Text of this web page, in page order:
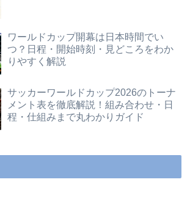
ワールドカップ開幕は日本時間でい
つ？日程・開始時刻・見どころをわか
りやすく解説
サッカーワールドカップ2026のトーナ
メント表を徹底解説！組み合わせ・日
程・仕組みまで丸わかりガイド